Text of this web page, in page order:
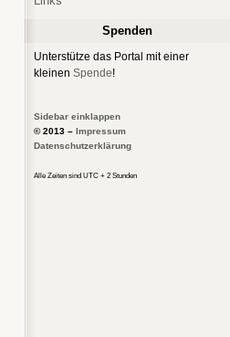
Spenden
Unterstütze das Portal mit einer
kleinen Spende!
Sidebar einklappen
© 2013 – Impressum
Datenschutzerklärung
Alle Zeiten sind UTC + 2 Stunden